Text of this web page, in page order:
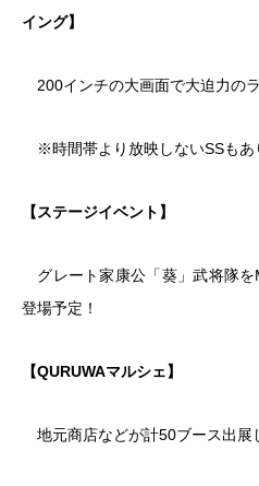
イング】
200インチの大画面で大迫力の
※時間帯より放映しないSSもあ
【ステージイベント】
グレート家康公「葵」武将隊を
登場予定！
【QURUWAマルシェ】
地元商店などが計50ブース出展